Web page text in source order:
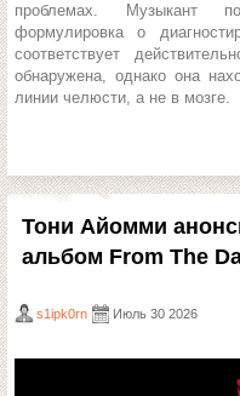
проблемах. Музыкант
формулировка о
соответствует
обнаружена, однако она
линии челюсти, а не в мозге.
Тони Айомми
альбом From The
s1ipk0rn Июль 30 2026